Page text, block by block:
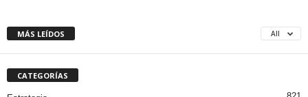
MÁS LEÍDOS All
CATEGORÍAS